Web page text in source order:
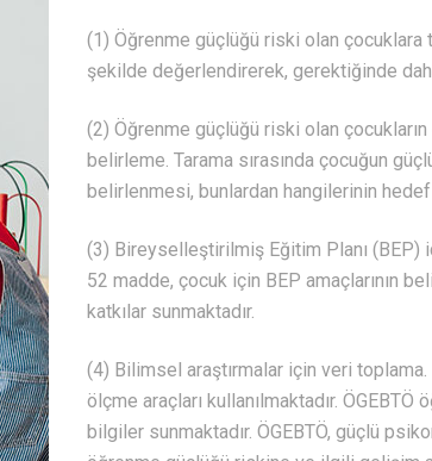
(1) Öğrenme güçlüğü riski olan çocuklara
şekilde değerlendirerek, gerektiğinde
(2) Öğrenme güçlüğü riski olan
belirleme. Tarama sırasında çocuğun
belirlenmesi, bunlardan hangilerinin hedef
(3) Bireyselleştirilmiş Eğitim Planı (BEP)
52 madde, çocuk için BEP amaçlarının
katkılar sunmaktadır.
(4) Bilimsel araştırmalar için veri
ölçme araçları kullanılmaktadır.
bilgiler sunmaktadır. ÖGEBTÖ, güçlü